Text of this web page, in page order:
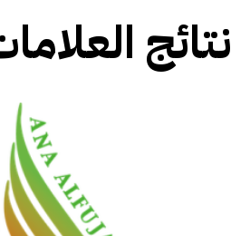
نتائج